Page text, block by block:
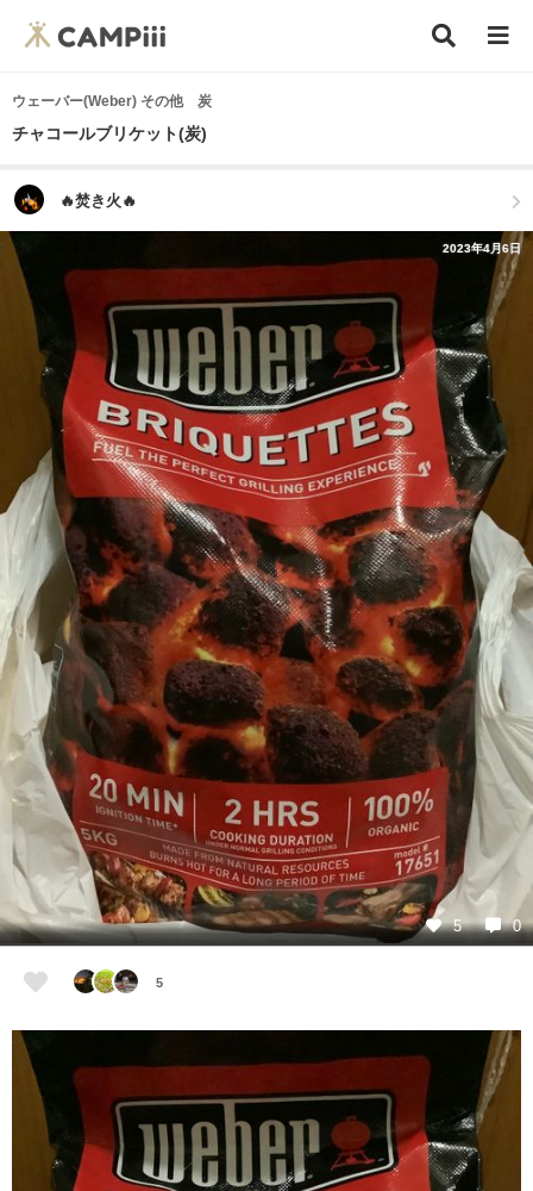
ウェーバー(Weber) その他 炭
チャコールブリケット(炭)
🔥焚き火🔥
2023年4月6日
5 0
5